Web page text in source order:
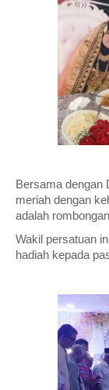
Bersama dengan
meriah dengan
adalah
Wakil persatuan
hadiah kepada